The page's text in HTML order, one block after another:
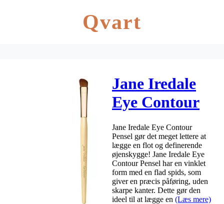
Qvart
Jane Iredale
Eye Contour
Pensel – 1 stk.
Jane Iredale Eye Contour
Pensel gør det meget lettere at
lægge en flot og definerende
øjenskygge! Jane Iredale Eye
Contour Pensel har en vinklet
form med en flad spids, som
giver en præcis påføring, uden
skarpe kanter. Dette gør den
ideel til at lægge en (Læs mere)